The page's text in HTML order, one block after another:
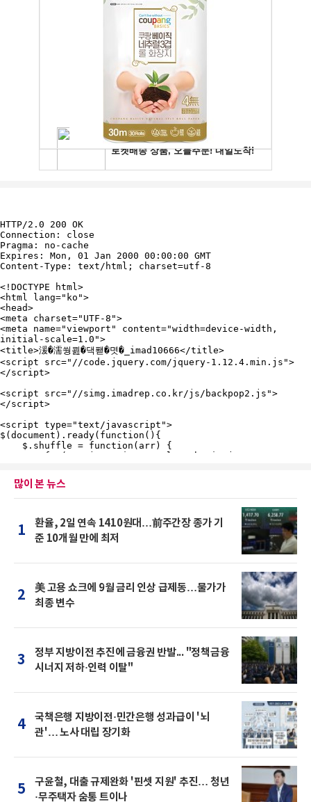
많이 본 뉴스
1
환율, 2일 연속 1410원대…前주간장 종가 기
준 10개월 만에 최저
2
美 고용 쇼크에 9월 금리 인상 급제동…물가가
최종 변수
3
정부 지방이전 추진에 금융권 반발... "정책금융
시너지 저하·인력 이탈"
4
국책은행 지방이전·민간은행 성과급이 '뇌
관'… 노사 대립 장기화
5
구윤철, 대출 규제완화 '핀셋 지원' 추진… 청년
·무주택자 숨통 트이나